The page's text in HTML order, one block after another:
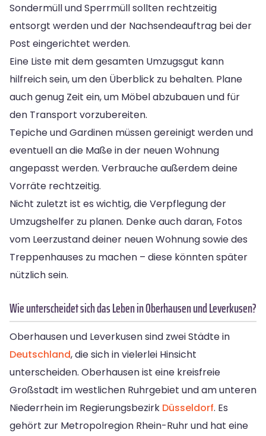
Sondermüll und Sperrmüll sollten rechtzeitig
entsorgt werden und der Nachsendeauftrag bei der
Post eingerichtet werden.
Eine Liste mit dem gesamten Umzugsgut kann
hilfreich sein, um den Überblick zu behalten. Plane
auch genug Zeit ein, um Möbel abzubauen und für
den Transport vorzubereiten.
Tepiche und Gardinen müssen gereinigt werden und
eventuell an die Maße in der neuen Wohnung
angepasst werden. Verbrauche außerdem deine
Vorräte rechtzeitig.
Nicht zuletzt ist es wichtig, die Verpflegung der
Umzugshelfer zu planen. Denke auch daran, Fotos
vom Leerzustand deiner neuen Wohnung sowie des
Treppenhauses zu machen – diese könnten später
nützlich sein.
Wie unterscheidet sich das Leben in Oberhausen und Leverkusen?
Oberhausen und Leverkusen sind zwei Städte in
Deutschland, die sich in vielerlei Hinsicht
unterscheiden. Oberhausen ist eine kreisfreie
Großstadt im westlichen Ruhrgebiet und am unteren
Niederrhein im Regierungsbezirk Düsseldorf. Es
gehört zur Metropolregion Rhein-Ruhr und hat eine